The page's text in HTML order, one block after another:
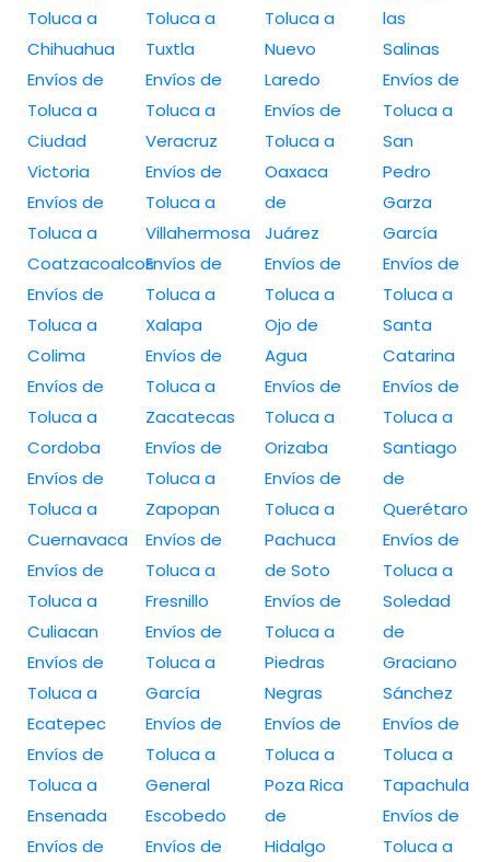
Toluca a
Chihuahua
Envíos de
Toluca a
Ciudad
Victoria
Envíos de
Toluca a
Coatzacoalcos
Envíos de
Toluca a
Colima
Envíos de
Toluca a
Cordoba
Envíos de
Toluca a
Cuernavaca
Envíos de
Toluca a
Culiacan
Envíos de
Toluca a
Ecatepec
Envíos de
Toluca a
Ensenada
Envíos de
Toluca a
Tuxtla
Envíos de
Toluca a
Veracruz
Envíos de
Toluca a
Villahermosa
Envíos de
Toluca a
Xalapa
Envíos de
Toluca a
Zacatecas
Envíos de
Toluca a
Zapopan
Envíos de
Toluca a
Fresnillo
Envíos de
Toluca a
García
Envíos de
Toluca a
General
Escobedo
Envíos de
Toluca a
Nuevo
Laredo
Envíos de
Toluca a
Oaxaca
de
Juárez
Envíos de
Toluca a
Ojo de
Agua
Envíos de
Toluca a
Orizaba
Envíos de
Toluca a
Pachuca
de Soto
Envíos de
Toluca a
Piedras
Negras
Envíos de
Toluca a
Poza Rica
de
Hidalgo
las
Salinas
Envíos de
Toluca a
San
Pedro
Garza
García
Envíos de
Toluca a
Santa
Catarina
Envíos de
Toluca a
Santiago
de
Querétaro
Envíos de
Toluca a
Soledad
de
Graciano
Sánchez
Envíos de
Toluca a
Tapachula
Envíos de
Toluca a